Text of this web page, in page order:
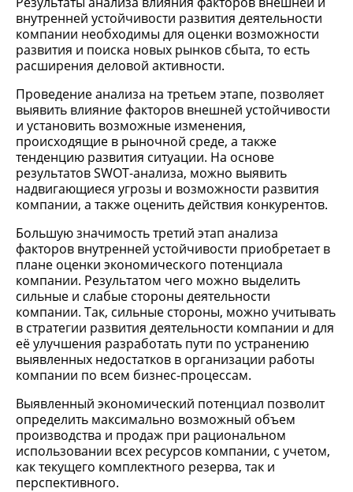
внутренней устойчивости развития деятельности
компании необходимы для оценки возможности
развития и поиска новых рынков сбыта, то есть
расширения деловой активности.
Проведение анализа на третьем этапе, позволяет
выявить влияние факторов внешней устойчивости
и установить возможные изменения,
происходящие в рыночной среде, а также
тенденцию развития ситуации. На основе
результатов SWOT-анализа, можно выявить
надвигающиеся угрозы и возможности развития
компании, а также оценить действия конкурентов.
Большую значимость третий этап анализа
факторов внутренней устойчивости приобретает в
плане оценки экономического потенциала
компании. Результатом чего можно выделить
сильные и слабые стороны деятельности
компании. Так, сильные стороны, можно учитывать
в стратегии развития деятельности компании и для
её улучшения разработать пути по устранению
выявленных недостатков в организации работы
компании по всем бизнес-процессам.
Выявленный экономический потенциал позволит
определить максимально возможный объем
производства и продаж при рациональном
использовании всех ресурсов компании, с учетом,
как текущего комплектного резерва, так и
перспективного.